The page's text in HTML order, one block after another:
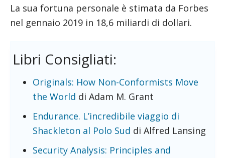
La sua fortuna personale è stimata da Forbes
nel gennaio 2019 in 18,6 miliardi di dollari.
Libri Consigliati:
Originals: How Non-Conformists Move
the World di Adam M. Grant
Endurance. L’incredibile viaggio di
Shackleton al Polo Sud di Alfred Lansing
Security Analysis: Principles and